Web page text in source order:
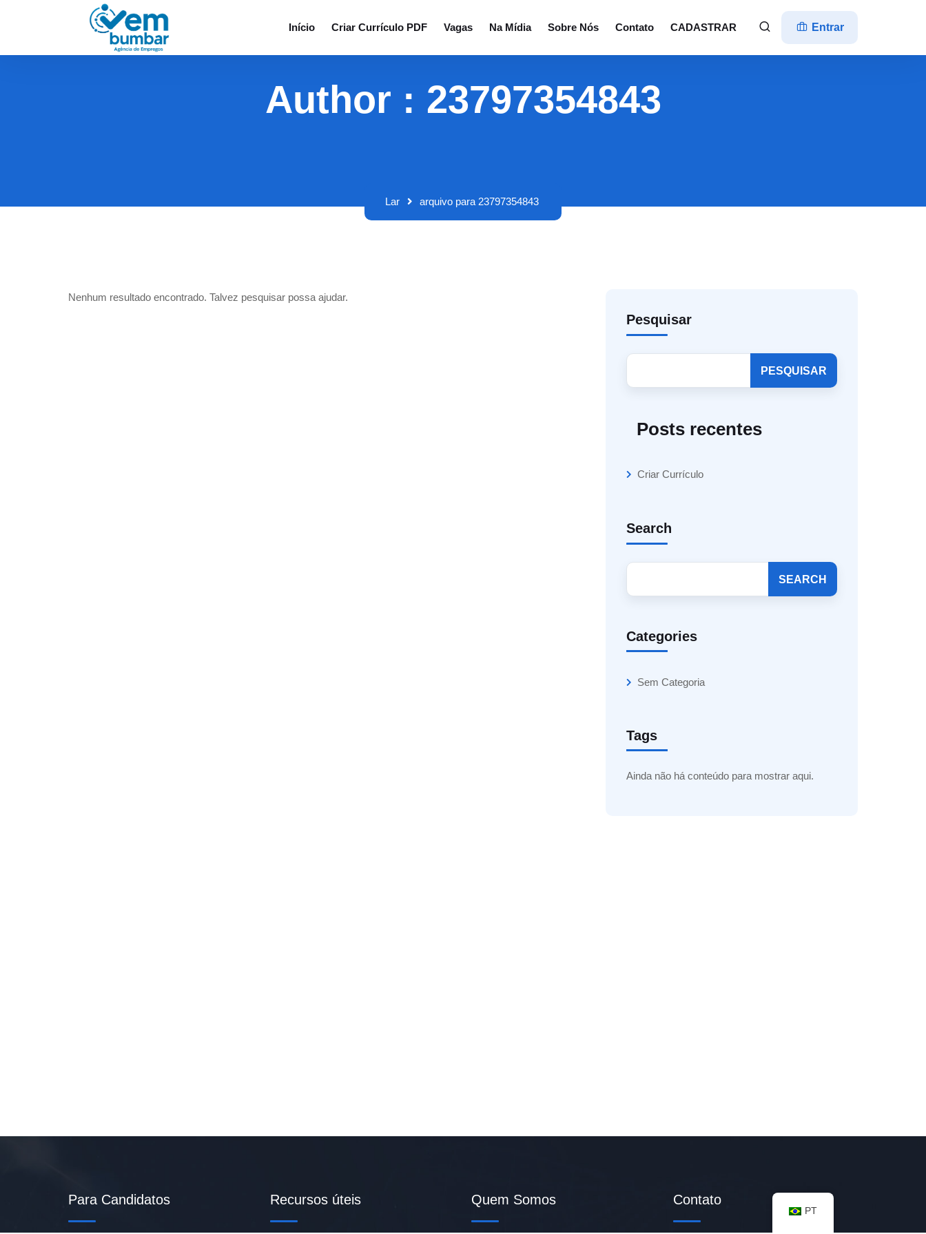
Entrar
Início Criar Currículo PDF Vagas Na Mídia Sobre Nós Contato CADASTRAR
Author : 23797354843
Lar arquivo para 23797354843
Nenhum resultado encontrado. Talvez pesquisar possa ajudar.
Pesquisar
PESQUISAR
Posts recentes
Criar Currículo
Search
SEARCH
Categories
Sem Categoria
Tags
Ainda não há conteúdo para mostrar aqui.
Para Candidatos Recursos úteis Quem Somos Contato
PT